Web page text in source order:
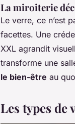
La miroiterie
Le verre, ce n’est
facettes. Une
XXL agrandit
transforme une
le bien-être au
Les types de